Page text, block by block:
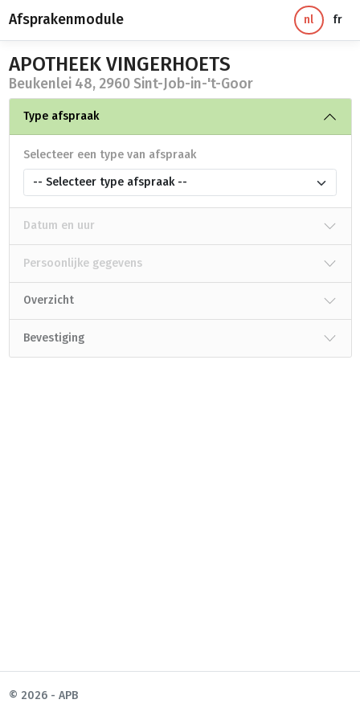
Afsprakenmodule nl fr
APOTHEEK VINGERHOETS
Beukenlei 48, 2960 Sint-Job-in-'t-Goor
Type afspraak
Selecteer een type van afspraak
-- Selecteer type afspraak --
Datum en uur
Persoonlijke gegevens
Overzicht
Bevestiging
© 2026 - APB